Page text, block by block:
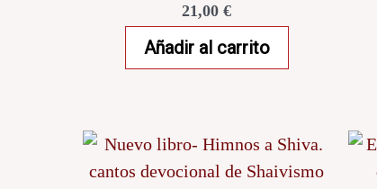
21,00 €
Añadir al carrito